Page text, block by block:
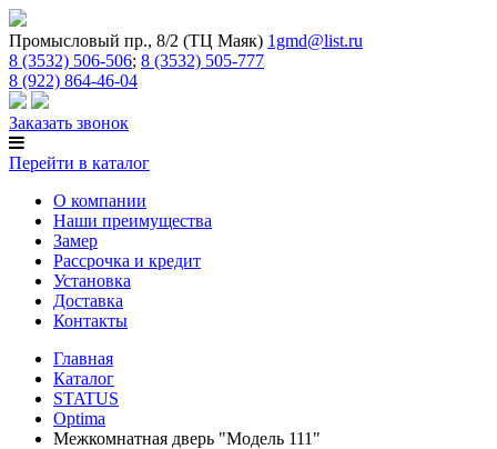
Промысловый пр., 8/2 (ТЦ Маяк) 1gmd@list.ru
8 (3532) 506-506; 8 (3532) 505-777
8 (922) 864-46-04
Заказать звонок
Перейти в каталог
О компании
Наши преимущества
Замер
Рассрочка и кредит
Установка
Доставка
Контакты
Главная
Каталог
STATUS
Optima
Межкомнатная дверь "Модель 111"